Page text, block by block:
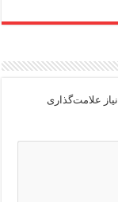
علامت‌گذاری